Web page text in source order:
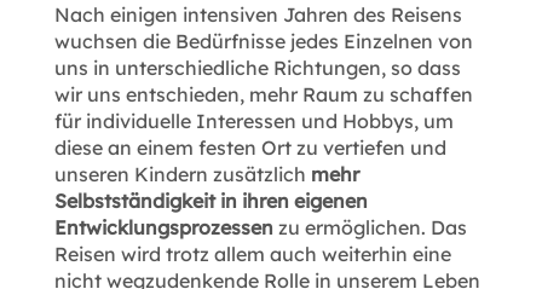
Nach einigen intensiven Jahren des Reisens
wuchsen die Bedürfnisse jedes Einzelnen von
uns in unterschiedliche Richtungen, so dass
wir uns entschieden, mehr Raum zu schaffen
für individuelle Interessen und Hobbys, um
diese an einem festen Ort zu vertiefen und
unseren Kindern zusätzlich mehr
Selbstständigkeit in ihren eigenen
Entwicklungsprozessen zu ermöglichen. Das
Reisen wird trotz allem auch weiterhin eine
nicht wegzudenkende Rolle in unserem Leben